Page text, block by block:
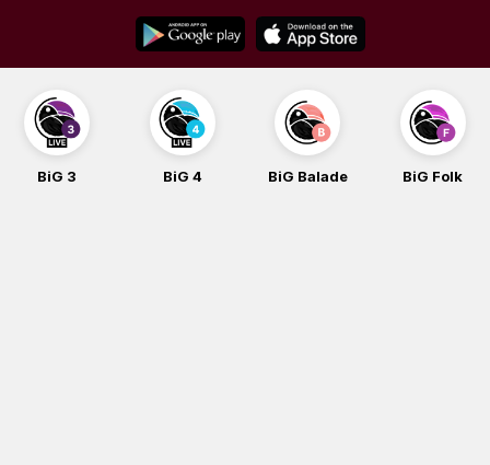
content
BiG 3 BiG 4 BiG Balade BiG Folk